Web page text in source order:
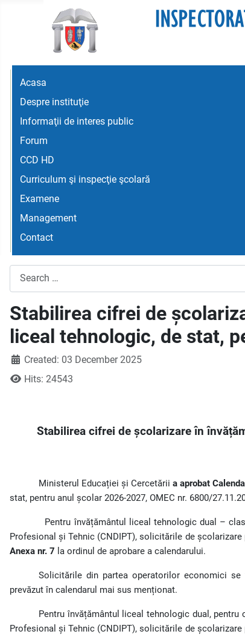
Acasa
Despre instituţie
Informaţii de interes public
Forum
CCD HD
Curriculum şi inspecţie şcolară
Examene
Management
Contact
Stabilirea cifrei de
liceal tehnologic, de stat,
Created: 03 December 2025
Hits: 24543
Stabilirea cifrei de școlarizare în
Ministerul Educației și Cercetării a aprobat
stat, pentru anul școlar 2026-2027, OMEC nr. 6800/
Pentru învățământul liceal tehnologic dual –
Profesional și Tehnic (CNDIPT), solicitările de
Anexa nr. 7 la ordinul de aprobare a calendarului.
Solicitările din partea operatorilor economici
prevăzut în calendarul mai sus menționat.
Pentru învățământul liceal tehnologic dual, pentru
Profesional și Tehnic (CNDIPT), solicitările de